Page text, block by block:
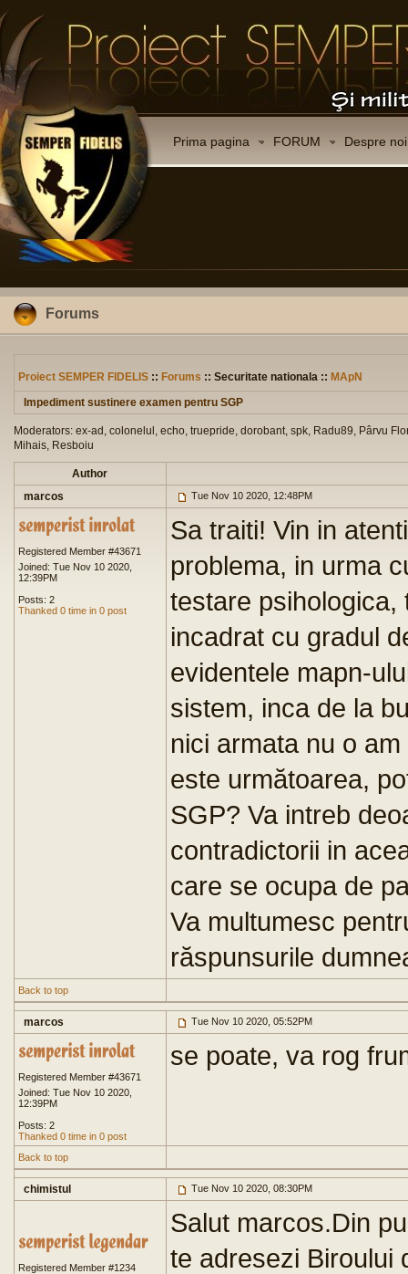
Prima pagina FORUM Despre noi
Forums
Proiect SEMPER FIDELIS :: Forums :: Securitate nationala :: MApN
Impediment sustinere examen pentru SGP
Moderators: ex-ad, colonelul, echo, truepride, dorobant, spk, Radu89, Pârvu
Mihais, Resboiu
Author
marcos
Tue Nov 10 2020, 12:48PM
Registered Member #43671
Joined: Tue Nov 10 2020,
12:39PM
Posts: 2
Thanked 0 time in 0 post
Sa traiti! Vin in
problema, in urma
testare
incadrat cu gradul
evidentele mapn-
sistem, inca de la
nici armata nu o
este următoarea,
SGP? Va intreb
contradictorii in
care se ocupa de
Va multumesc
răspunsurile
Back to top
marcos Tue Nov 10 2020, 05:52PM
Registered Member #43671
Joined: Tue Nov 10 2020,
12:39PM
Posts: 2
Thanked 0 time in 0 post
se poate, va rog
Back to top
chimistul Tue Nov 10 2020, 08:30PM
Registered Member #1234
Salut marcos.Din
te adresezi Biroului